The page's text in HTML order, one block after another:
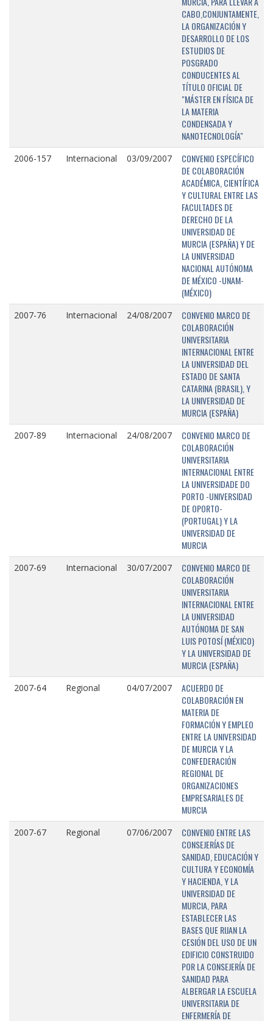
CABO,CONJUNTAMENTE,
LA ORGANIZACIÓN Y
DESARROLLO DE LOS
ESTUDIOS DE
POSGRADO
CONDUCENTES AL
TÍTULO OFICIAL DE
"MÁSTER EN FÍSICA DE
LA MATERIA
CONDENSADA Y
NANOTECNOLOGÍA"
2006-157 Internacional 03/09/2007
CONVENIO ESPECÍFICO
DE COLABORACIÓN
ACADÉMICA, CIENTÍFICA
Y CULTURAL ENTRE LAS
FACULTADES DE
DERECHO DE LA
UNIVERSIDAD DE
MURCIA (ESPAÑA) Y DE
LA UNIVERSIDAD
NACIONAL AUTÓNOMA
DE MÉXICO -UNAM-
(MÉXICO)
2007-76 Internacional 24/08/2007
CONVENIO MARCO DE
COLABORACIÓN
UNIVERSITARIA
INTERNACIONAL ENTRE
LA UNIVERSIDAD DEL
ESTADO DE SANTA
CATARINA (BRASIL), Y
LA UNIVERSIDAD DE
MURCIA (ESPAÑA)
2007-89 Internacional 24/08/2007
CONVENIO MARCO DE
COLABORACIÓN
UNIVERSITARIA
INTERNACIONAL ENTRE
LA UNIVERSIDADE DO
PORTO -UNIVERSIDAD
DE OPORTO-
(PORTUGAL) Y LA
UNIVERSIDAD DE
MURCIA
2007-69 Internacional 30/07/2007
CONVENIO MARCO DE
COLABORACIÓN
UNIVERSITARIA
INTERNACIONAL ENTRE
LA UNIVERSIDAD
AUTÓNOMA DE SAN
LUIS POTOSÍ (MÉXICO)
Y LA UNIVERSIDAD DE
MURCIA (ESPAÑA)
2007-64 Regional 04/07/2007
ACUERDO DE
COLABORACIÓN EN
MATERIA DE
FORMACIÓN Y EMPLEO
ENTRE LA UNIVERSIDAD
DE MURCIA Y LA
CONFEDERACIÓN
REGIONAL DE
ORGANIZACIONES
EMPRESARIALES DE
MURCIA
2007-67 Regional 07/06/2007
CONVENIO ENTRE LAS
CONSEJERÍAS DE
SANIDAD, EDUCACIÓN Y
CULTURA Y ECONOMÍA
Y HACIENDA, Y LA
UNIVERSIDAD DE
MURCIA, PARA
ESTABLECER LAS
BASES QUE RIJAN LA
CESIÓN DEL USO DE UN
EDIFICIO CONSTRUIDO
POR LA CONSEJERÍA DE
SANIDAD PARA
ALBERGAR LA ESCUELA
UNIVERSITARIA DE
ENFERMERÍA DE